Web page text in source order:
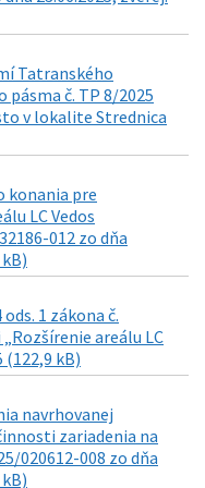
Tatranského
č. TP 8/2025
v lokalite Strednica
konania pre
LC Vedos
012 zo dňa
1 zákona č.
areálu LC
(122,9 kB)
navrhovanej
zariadenia na
020612-008 zo dňa